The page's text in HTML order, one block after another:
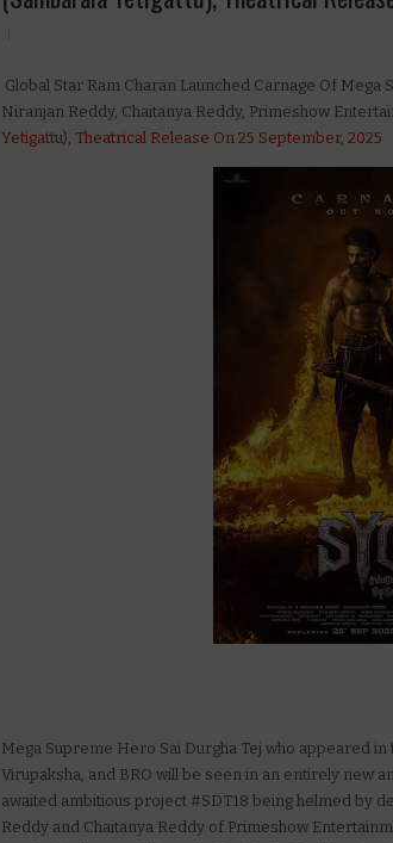
Global Star Ram Charan Launched Carnage Of Mega
Niranjan Reddy, Chaitanya Reddy, Primeshow
Yetigattu), Theatrical Release On 25 September, 2025
Mega Supreme Hero Sai Durgha Tej who appeared
Virupaksha, and BRO will be seen in an entirely new
awaited ambitious project #SDT18 being helmed by
Reddy and Chaitanya Reddy of Primeshow